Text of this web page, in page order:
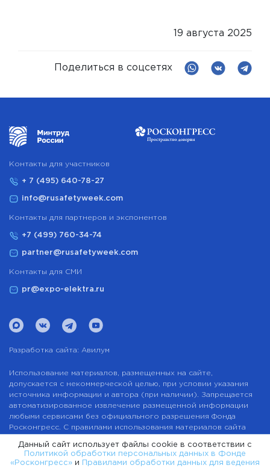
19 августа 2025
Поделиться в соцсетях
Контакты для участников
+ 7 (495) 640-78-27
info@rusafetyweek.com
Контакты для партнеров и экспонентов
+7 (499) 760-34-74
partner@rusafetyweek.com
Контакты для СМИ
pr@expo-elektra.ru
Разработка сайта: Авилум
Использование материалов, размещенных на сайте,
допускается с некоммерческой целью, при условии указания
источника информации и автора (при наличии). Запрещается
автоматизированное извлечение размещенной информации
любыми сервисами без официального разрешения Фонда
Росконгресс. С правилами использования материалов сайта
Пользовательское соглашение
Данный сайт использует файлы cookie в соответствии с
Политикой обработки персональных данных в Фонде
«Росконгресс» и Правилами обработки данных для ведения